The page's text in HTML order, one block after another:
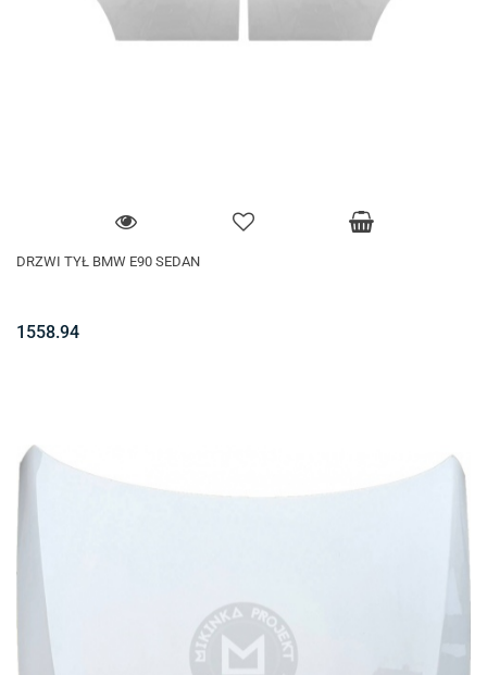
DRZWI TYŁ BMW E90 SEDAN
1558.94